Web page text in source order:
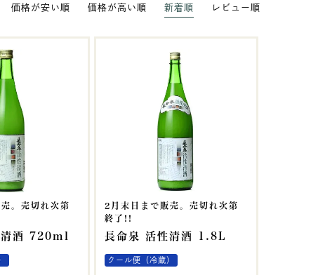
価格が安い順 価格が高い順 新着順 レビュー順
。売切れ次第
酒 720ml
2月末日まで販売。売切れ次第
終了!!
長命泉 活性清酒 1.8L
クール便（冷蔵）